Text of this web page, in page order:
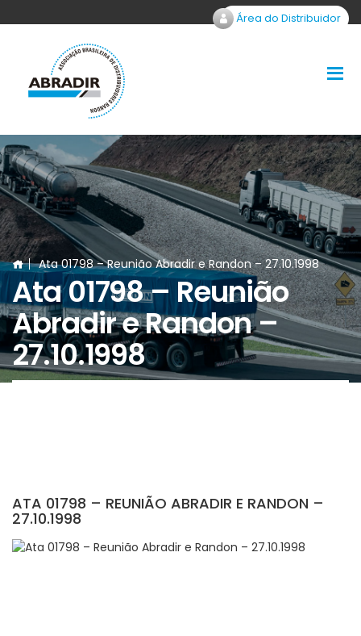
Área do Distribuidor
Ata 01798 – Reunião Abradir e Randon – 27.10.1998
Ata 01798 – Reunião
Abradir e Randon –
27.10.1998
ATA 01798 – REUNIÃO ABRADIR E RANDON –
27.10.1998